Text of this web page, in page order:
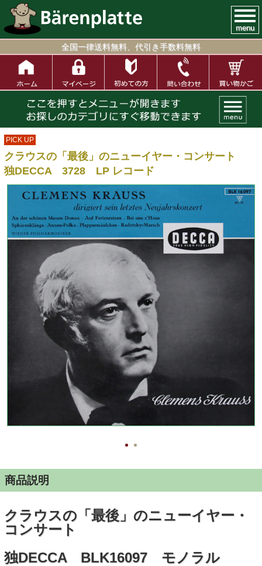
menu
全国一律送料無料、代引き手数料無料
PICK UP
クラウスの「最後」のニューイヤー・コンサート
独DECCA 3728 LP レコード
商品説明
クラウスの「最後」のニューイヤー・
コンサート
独DECCA BLK16097 モノラル